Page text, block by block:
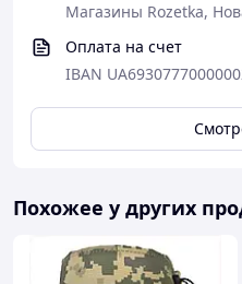
Магазины Rozetka,
Оплата на счет
IBAN
Похожее у других